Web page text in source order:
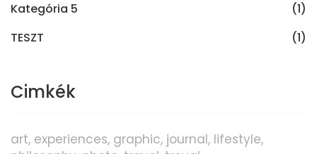
Kategória 5
(1)
TESZT
(1)
Cimkék
art experiences graphic journal lifestyle